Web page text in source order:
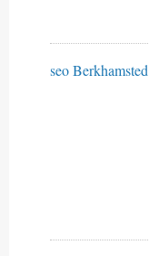
seo Berkhamsted